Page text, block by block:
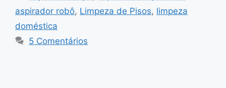
aspirador robô, Limpeza de Pisos, limpeza
doméstica
5 Comentários